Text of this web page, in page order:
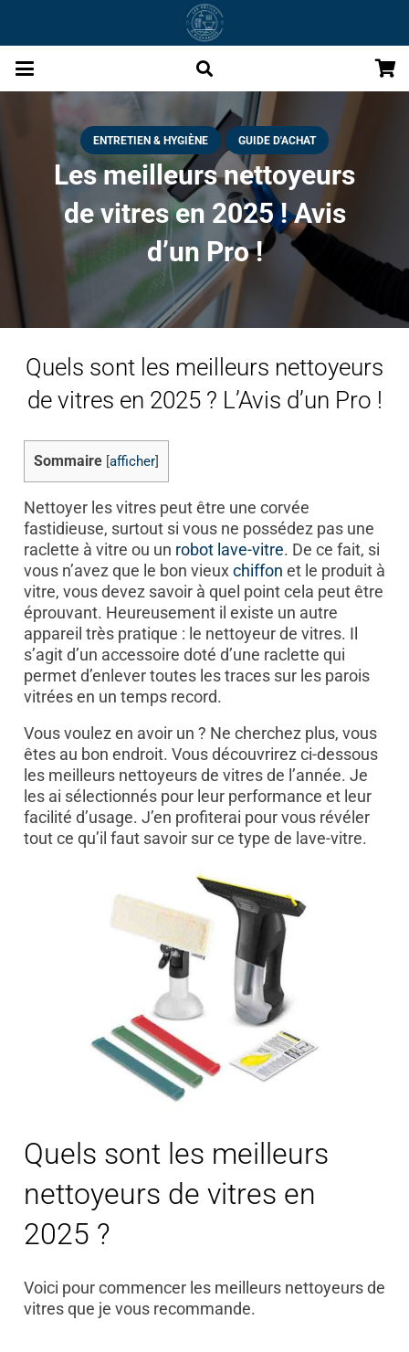
ENTRETIEN & HYGIÈNE GUIDE D'ACHAT
Les meilleurs nettoyeurs
de vitres en 2025 ! Avis
d’un Pro !
Quels sont les meilleurs nettoyeurs
de vitres en 2025 ? L’Avis d’un Pro !
Sommaire afficher]
Nettoyer les vitres peut être une corvée
fastidieuse, surtout si vous ne possédez pas une
raclette à vitre ou un robot lave-vitre. De ce fait, si
vous n’avez que le bon vieuxchiffon et le produit à
vitre, vous devez savoir à quel point cela peut être
éprouvant. Heureusement il existe un autre
appareil très pratique : le nettoyeur de vitres. Il
s’agit d’un accessoire doté d’une raclette qui
permet d’enlever toutes les traces sur les parois
vitrées en un temps record.
Vous voulez en avoir un ? Ne cherchez plus, vous
êtes au bon endroit. Vous découvrirez ci-dessous
les meilleurs nettoyeurs de vitres de l’année. Je
les ai sélectionnés pour leur performance et leur
facilité d’usage. J’en profiterai pour vous révéler
tout ce qu’il faut savoir sur ce type de lave-vitre.
Quels sont les meilleurs
nettoyeurs de vitres en
2025 ?
Voici pour commencer les meilleurs nettoyeurs de
vitres que je vous recommande.